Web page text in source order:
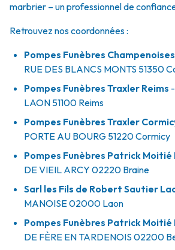
marbrier – un professionnel de
Retrouvez nos coordonnées :
Pompes Funèbres
RUE DES BLANCS MONTS 51350
Pompes Funèbres Traxler Reims
LAON 51100 Reims
Pompes Funèbres Traxler
PORTE AU BOURG 51220Cormicy
Pompes Funèbres Patrick Moitié
DE VIEIL ARCY 02220 Braine
Sarl les Fils de Robert Sautier
MANOISE02000 Laon
Pompes Funèbres Patrick Moitié
DE FÈRE EN TARDENOIS 02200